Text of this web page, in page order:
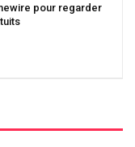
pour regarder